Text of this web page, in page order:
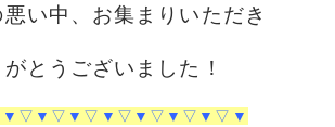
い中、お集まりいただき
とうございました！